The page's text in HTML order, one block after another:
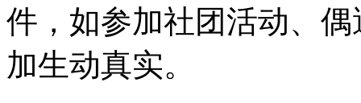
件，如参加社团活动、
加生动真实。